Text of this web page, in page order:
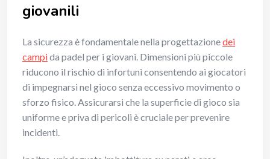
giovanili
La sicurezza è fondamentale nella progettazionedei
campida padel per i giovani. Dimensioni più piccole
riducono il rischio di infortuni consentendo ai giocatori
di impegnarsi nel gioco senza eccessivo movimento o
sforzo fisico. Assicurarsi che la superficie di gioco sia
uniforme e priva di pericoli è cruciale per prevenire
incidenti.